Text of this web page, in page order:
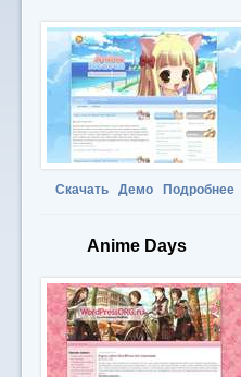
Скачать Демо Подробнее
Anime Days